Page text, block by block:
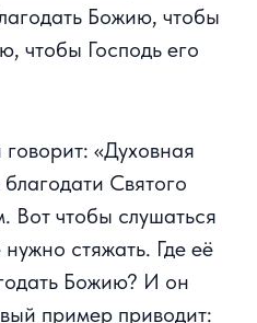
Божию, чтобы
чтобы Господь его
«Духовная
Святого
Вот чтобы слушаться
стяжать. Где её
Божию? И он
пример приводит: